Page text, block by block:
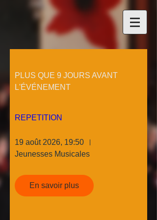
PLUS QUE 9 JOURS AVANT
L'ÉVÉNEMENT
REPETITION
19 août 2026, 19:50
Jeunesses Musicales
En savoir plus